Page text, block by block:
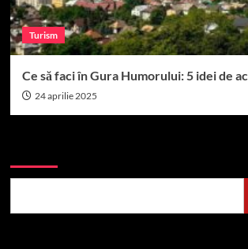
Turism
Ce să faci în Gura Humorului: 5 idei de
24 aprilie 2025